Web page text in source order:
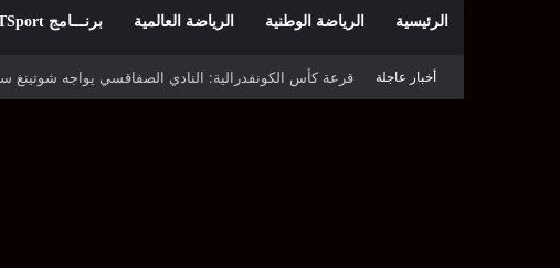
الرئيسية الرياضة الوطنية الرياضة العالمية برنـــامج TSport
أخبار عاجلة
اليوم.. قرعة الأدوار التمهيدية لدوري أبطال إفريقيا وكأس